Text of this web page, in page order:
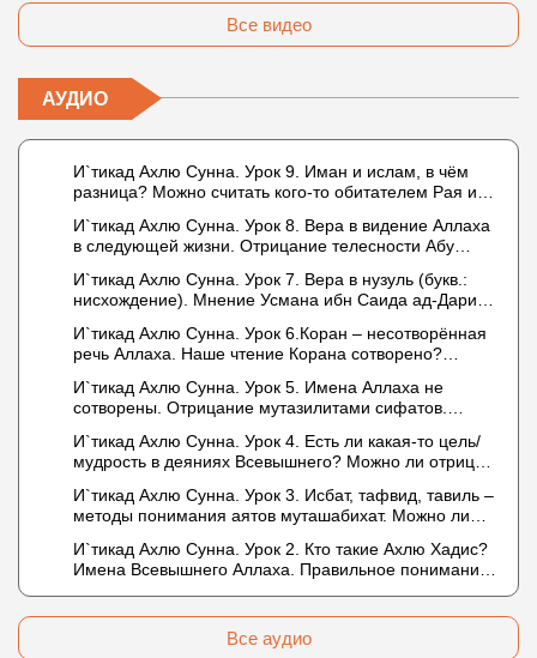
Все видео
АУДИО
И`тикад Ахлю Сунна. Урок 9. Иман и ислам, в чём
разница? Можно считать кого-то обитателем Рая или
И`тикад Ахлю Сунна. Урок 8. Вера в видение Аллаха
в следующей жизни. Отрицание телесности Абу
Усмана ибн Саида ад-Дарими. Иман – это слова,
дела и познание
И`тикад Ахлю Сунна. Урок 7. Вера в нузуль (букв.:
нисхождение). Мнение Усмана ибн Саида ад-Дарими
описывается физическим движением?
И`тикад Ахлю Сунна. Урок 6.Коран – несотворённая
речь Аллаха. Наше чтение Корана сотворено?
И`тикад Ахлю Сунна. Урок 5. Имена Аллаха не
сотворены. Отрицание мутазилитами сифатов.
И`тикад Ахлю Сунна. Урок 4. Есть ли какая-то цель/
мудрость в деяниях Всевышнего? Можно ли отрицать
не пришло в Коране и Сунне? Концепция ибн
Таймийи
И`тикад Ахлю Сунна. Урок 3. Исбат, тафвид, тавиль –
методы понимания аятов муташабихат. Можно ли
Что означает утверждение сифата «биля кейфа»
(без образа)?
И`тикад Ахлю Сунна. Урок 2. Кто такие Ахлю Хадис?
Имена Всевышнего Аллаха. Правильное понимание
Все аудио